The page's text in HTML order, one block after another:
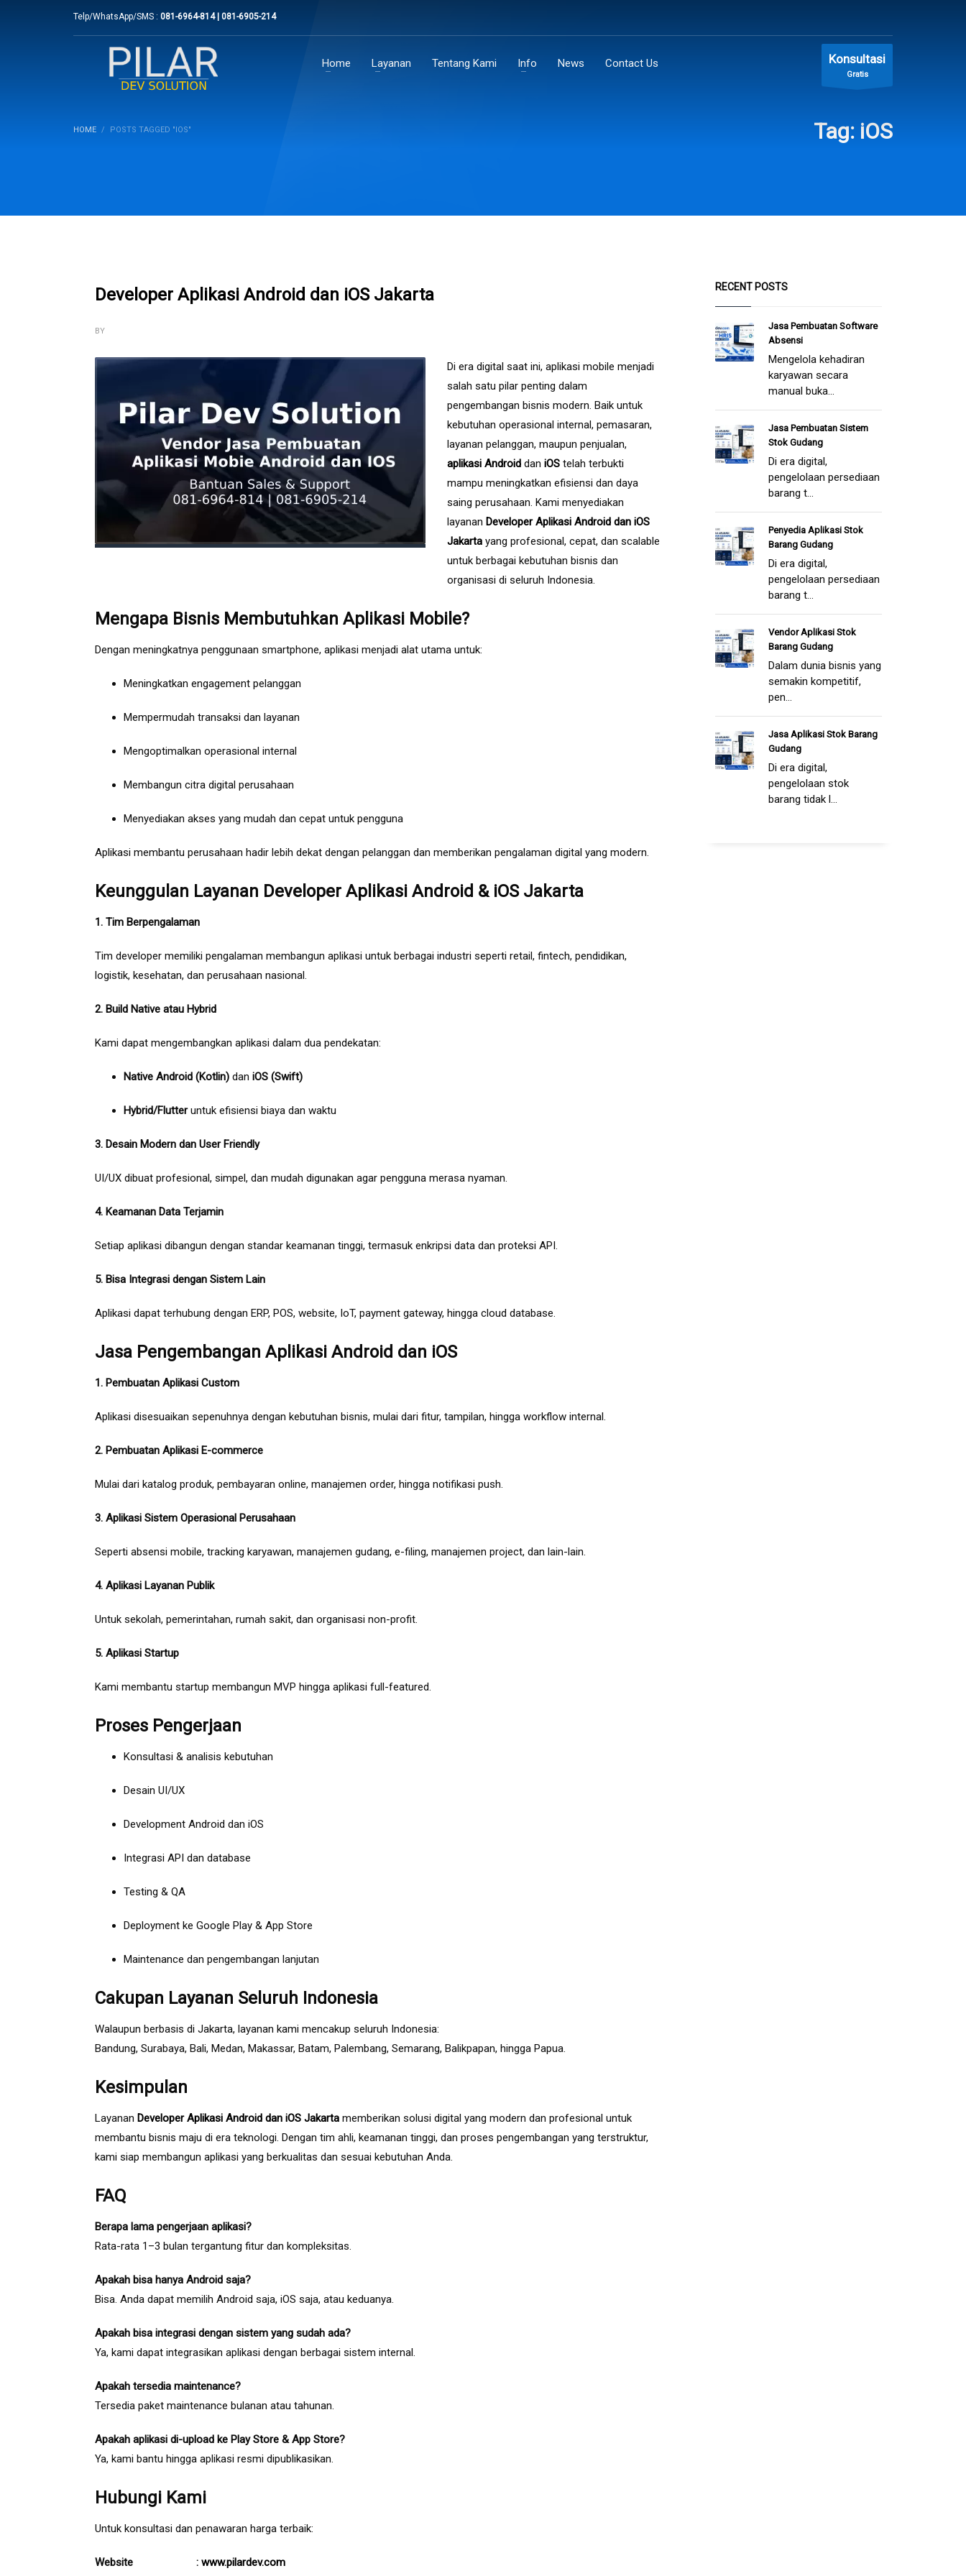
Telp/WhatsApp/SMS : 081-6964-814 | 081-6905-214
Home Layanan Tentang Kami Info News Contact Us Konsultasi
Gratis
HOME POSTS TAGGED "IOS" Tag: iOS
Developer Aplikasi Android dan iOS Jakarta
BY
Di era digital saat ini, aplikasi mobile menjadi
salah satu pilar penting dalam
pengembangan bisnis modern. Baik untuk
kebutuhan operasional internal, pemasaran,
layanan pelanggan, maupun penjualan,
aplikasi Android dan iOS telah terbukti
mampu meningkatkan efisiensi dan daya
saing perusahaan. Kami menyediakan
layanan Developer Aplikasi Android dan iOS
Jakarta yang profesional, cepat, dan scalable
untuk berbagai kebutuhan bisnis dan
organisasi di seluruh Indonesia.
Mengapa Bisnis Membutuhkan Aplikasi Mobile?
Dengan meningkatnya penggunaan smartphone, aplikasi menjadi alat utama untuk:
Meningkatkan engagement pelanggan
Mempermudah transaksi dan layanan
Mengoptimalkan operasional internal
Membangun citra digital perusahaan
Menyediakan akses yang mudah dan cepat untuk pengguna
Aplikasi membantu perusahaan hadir lebih dekat dengan pelanggan dan memberikan pengalaman digital yang modern.
Keunggulan Layanan Developer Aplikasi Android & iOS Jakarta
1. Tim Berpengalaman
Tim developer memiliki pengalaman membangun aplikasi untuk berbagai industri seperti retail, fintech, pendidikan,
logistik, kesehatan, dan perusahaan nasional.
2. Build Native atau Hybrid
Kami dapat mengembangkan aplikasi dalam dua pendekatan:
Native Android (Kotlin) dan iOS (Swift)
Hybrid/Flutteruntuk efisiensi biaya dan waktu
3. Desain Modern dan User Friendly
UI/UX dibuat profesional, simpel, dan mudah digunakan agar pengguna merasa nyaman.
4. Keamanan Data Terjamin
Setiap aplikasi dibangun dengan standar keamanan tinggi, termasuk enkripsi data dan proteksi API.
5. Bisa Integrasi dengan Sistem Lain
Aplikasi dapat terhubung dengan ERP, POS, website, IoT, payment gateway, hingga cloud database.
Jasa Pengembangan Aplikasi Android dan iOS
1. Pembuatan Aplikasi Custom
Aplikasi disesuaikan sepenuhnya dengan kebutuhan bisnis, mulai dari fitur, tampilan, hingga workflow internal.
2. Pembuatan Aplikasi E-commerce
Mulai dari katalog produk, pembayaran online, manajemen order, hingga notifikasi push.
3. Aplikasi Sistem Operasional Perusahaan
Seperti absensi mobile, tracking karyawan, manajemen gudang, e-filing, manajemen project, dan lain-lain.
4. Aplikasi Layanan Publik
Untuk sekolah, pemerintahan, rumah sakit, dan organisasi non-profit.
5. Aplikasi Startup
Kami membantu startup membangun MVP hingga aplikasi full-featured.
Proses Pengerjaan
Konsultasi & analisis kebutuhan
Desain UI/UX
Development Android dan iOS
Integrasi API dan database
Testing & QA
Deployment ke Google Play & App Store
Maintenance dan pengembangan lanjutan
Cakupan Layanan Seluruh Indonesia
Walaupun berbasis di Jakarta, layanan kami mencakup seluruh Indonesia:
Bandung, Surabaya, Bali, Medan, Makassar, Batam, Palembang, Semarang, Balikpapan, hingga Papua.
Kesimpulan
Layanan Developer Aplikasi Android dan iOS Jakarta memberikan solusi digital yang modern dan profesional untuk
membantu bisnis maju di era teknologi. Dengan tim ahli, keamanan tinggi, dan proses pengembangan yang terstruktur,
kami siap membangun aplikasi yang berkualitas dan sesuai kebutuhan Anda.
FAQ
Berapa lama pengerjaan aplikasi?
Rata-rata 1–3 bulan tergantung fitur dan kompleksitas.
Apakah bisa hanya Android saja?
Bisa. Anda dapat memilih Android saja, iOS saja, atau keduanya.
Apakah bisa integrasi dengan sistem yang sudah ada?
Ya, kami dapat integrasikan aplikasi dengan berbagai sistem internal.
Apakah tersedia maintenance?
Tersedia paket maintenance bulanan atau tahunan.
Apakah aplikasi di-upload ke Play Store & App Store?
Ya, kami bantu hingga aplikasi resmi dipublikasikan.
Hubungi Kami
Untuk konsultasi dan penawaran harga terbaik:
Website : www.pilardev.com
RECENT POSTS
Jasa Pembuatan Software
Absensi
Mengelola kehadiran
karyawan secara
manual buka...
Jasa Pembuatan Sistem
Stok Gudang
Di era digital,
pengelolaan persediaan
barang t...
Penyedia Aplikasi Stok
Barang Gudang
Di era digital,
pengelolaan persediaan
barang t...
Vendor Aplikasi Stok
Barang Gudang
Dalam dunia bisnis yang
semakin kompetitif,
pen...
Jasa Aplikasi Stok Barang
Gudang
Di era digital,
pengelolaan stok
barang tidak l...